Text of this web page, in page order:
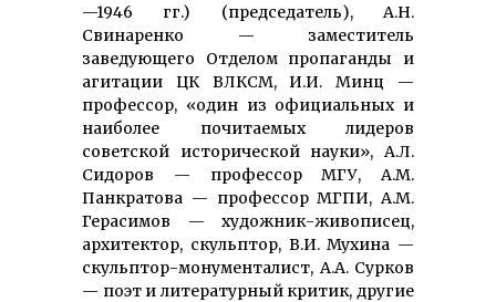
—1946 гг.) (председатель), А.Н.
Свинаренко — заместитель
заведующего Отделом пропаганды и
агитации ЦК ВЛКСМ, И.И. Минц —
профессор, «один из официальных и
наиболее почитаемых лидеров
советской исторической науки», А.Л.
Сидоров — профессор МГУ, А.М.
Панкратова — профессор МГПИ, А.М.
Герасимов — художник-живописец,
архитектор, скульптор, В.И. Мухина —
скульптор-монументалист, А.А. Сурков
— поэт и литературный критик, другие